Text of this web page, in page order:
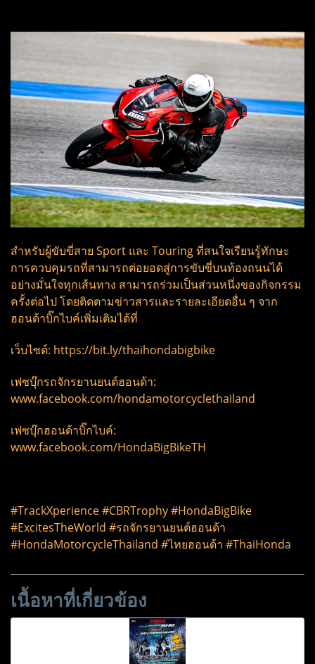
สำหรับผู้ขับขี่สาย Sport และ Touring ที่สนใจเรียนรู้ทักษะ
การควบคุมรถที่สามารถต่อยอดสู่การขับขี่บนท้องถนนได้
อย่างมั่นใจทุกเส้นทาง สามารถร่วมเป็นส่วนหนึ่งของกิจกรรม
ครั้งต่อไป โดยติดตามข่าวสารและรายละเอียดอื่น ๆ จาก
ฮอนด้าบิ๊กไบค์เพิ่มเติมได้ที่
เว็บไซต์: https://bit.ly/thaihondabigbike
เฟซบุ๊กรถจักรยานยนต์ฮอนด้า:
www.facebook.com/hondamotorcyclethailand
เฟซบุ๊กฮอนด้าบิ๊กไบค์:
www.facebook.com/HondaBigBikeTH
#TrackXperience #CBRTrophy #HondaBigBike
#ExcitesTheWorld #รถจักรยานยนต์ฮอนด้า
#HondaMotorcycleThailand​ #ไทยฮอนด้า ​#ThaiHonda
เนื้อหาที่เกี่ยวข้อง